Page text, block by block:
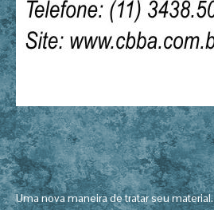
Uma nova maneira de tratar seu material.